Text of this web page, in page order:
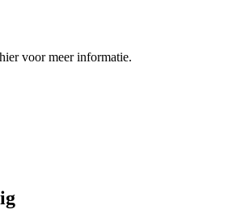
hiervoor meer informatie.